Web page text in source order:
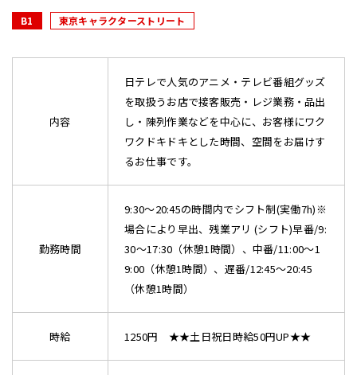
B1 東京キャラクターストリート
内容
日テレで人気のアニメ・テレビ番組グッズ
を取扱うお店で接客販売・レジ業務・品出
し・陳列作業などを中心に、お客様にワク
ワクドキドキとした時間、空間をお届けす
るお仕事です。
勤務時間
9:30～20:45の時間内でシフト制(実働7h)※
場合により早出、残業アリ (シフト)早番/9:
30～17:30（休憩1時間）、中番/11:00～1
9:00（休憩1時間）、遅番/12:45～20:45
（休憩1時間）
時給 1250円 ★★土日祝日時給50円UP★★